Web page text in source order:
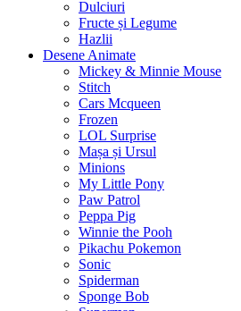
Dulciuri
Fructe și Legume
Hazlii
Desene Animate
Mickey & Minnie Mouse
Stitch
Cars Mcqueen
Frozen
LOL Surprise
Mașa și Ursul
Minions
My Little Pony
Paw Patrol
Peppa Pig
Winnie the Pooh
Pikachu Pokemon
Sonic
Spiderman
Sponge Bob